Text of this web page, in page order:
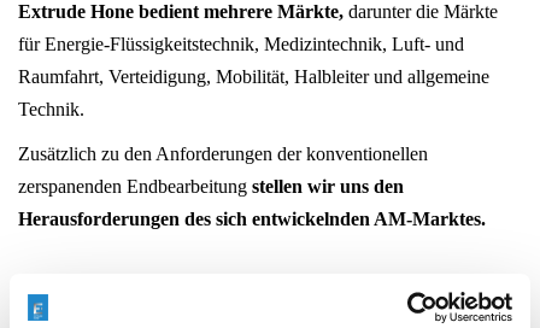
Extrude Hone bedient mehrere Märkte, darunter die Märkte
für Energie-Flüssigkeitstechnik, Medizintechnik, Luft- und
Raumfahrt, Verteidigung, Mobilität, Halbleiter und allgemeine
Technik.
Zusätzlich zu den Anforderungen der konventionellen
zerspanenden Endbearbeitung stellen wir uns den
Herausforderungen des sich entwickelnden AM-Marktes.
Druckfliessläppen/ Strömungsschleifen (AFM)